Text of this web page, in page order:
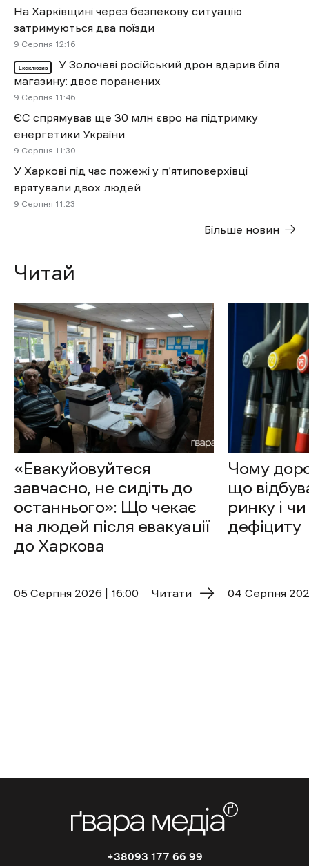
На Харківщині через безпекову ситуацію
затримуються два поїзди
9 Cерпня 12:16
Ексклюзив
У Золочеві російський дрон вдарив біля
магазину: двоє поранених
9 Cерпня 11:46
ЄС спрямував ще 30 млн євро на підтримку
енергетики України
9 Cерпня 11:30
У Харкові під час пожежі у п’ятиповерхівці
врятували двох людей
9 Cерпня 11:23
Більше новин
Читай
«Евакуйовуйтеся
завчасно, не сидіть до
останнього»: Що чекає
на людей після евакуації
до Харкова
05 Cерпня 2026 | 16:00 Читати
Чому
що
ринку і
дефіциту
04 Cерпня
+38093 177 66 99